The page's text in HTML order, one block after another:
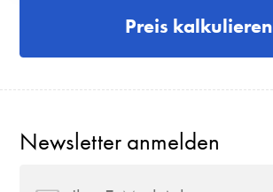
Preis kalkulieren
Newsletter anmelden